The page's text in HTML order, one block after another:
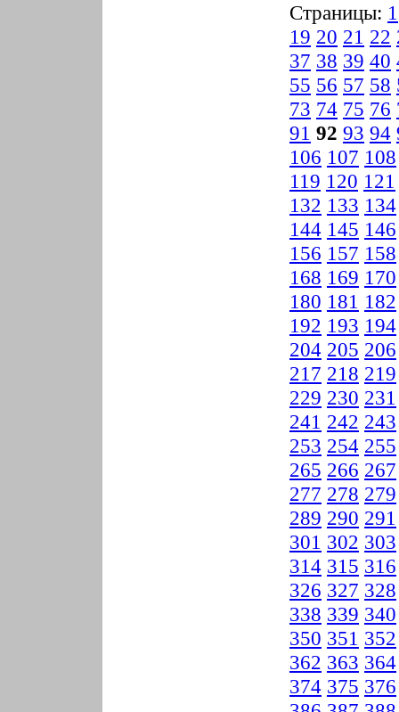
Страницы: 1
19 20 21 22
37 38 39 40
55 56 57 58
73 74 75 76
91 92 93 94
106 107 108
119 120 121
132 133 134
144 145 146
156 157 158
168 169 170
180 181 182
192 193 194
204 205 206
217 218 219
229 230 231
241 242 243
253 254 255
265 266 267
277 278 279
289 290 291
301 302 303
314 315 316
326 327 328
338 339 340
350 351 352
362 363 364
374 375 376